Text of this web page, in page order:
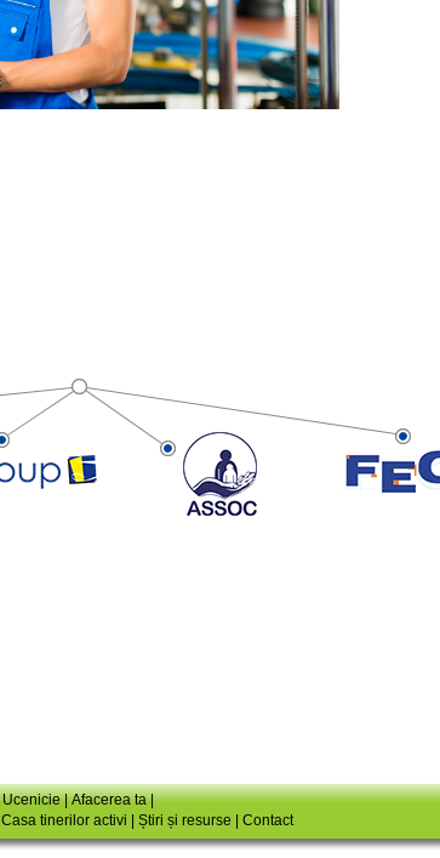
Ucenicie | Afacerea ta |
Casa tinerilor activi Știri și resurse Contact